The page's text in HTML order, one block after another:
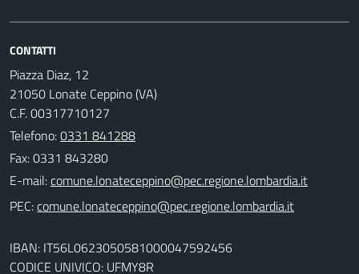
CONTATTI
Piazza Diaz, 12
21050 Lonate Ceppino (VA)
C.F. 00317710127
Telefono:0331 841288
Fax: 0331 843280
E-mail:
PEC:
IBAN: IT56L0623050581000047592456
CODICE UNIVICO: UFMY8R